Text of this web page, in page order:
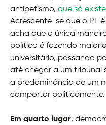
antipetismo, que só
Acrescente-se que o PT
acha que a única
político é fazendo
universitário, passando
até chegar a um tribunal
a predominância de um
comportar politicamente.
Em quarto lugar,